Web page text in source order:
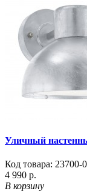
Уличный
Код товара: 23700-
4 990 р.
В корзину